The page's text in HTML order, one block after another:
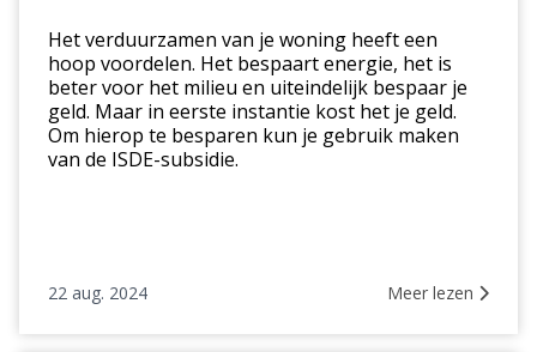
Het verduurzamen van je woning heeft een
hoop voordelen. Het bespaart energie, het is
beter voor het milieu en uiteindelijk bespaar je
geld. Maar in eerste instantie kost het je geld.
Om hierop te besparen kun je gebruik maken
van de ISDE-subsidie.
22 aug. 2024 Meer lezen